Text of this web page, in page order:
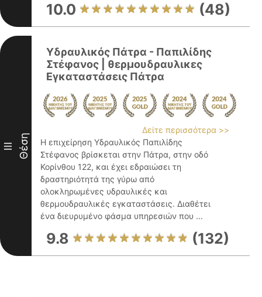
10.0 (48)
III Θέση
Υδραυλικός Πάτρα - Παπιλίδης
Στέφανος | θερμουδραυλικες
Εγκαταστάσεις Πάτρα
Δείτε περισσότερα >>
Η επιχείρηση Υδραυλικός Παπιλίδης
Στέφανος βρίσκεται στην Πάτρα, στην οδό
Κορίνθου 122, και έχει εδραιώσει τη
δραστηριότητά της γύρω από
ολοκληρωμένες υδραυλικές και
θερμουδραυλικές εγκαταστάσεις. Διαθέτει
ένα διευρυμένο φάσμα υπηρεσιών που ...
9.8 (132)